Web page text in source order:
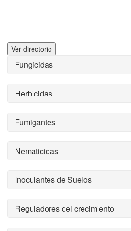
Ver directorio
Fungicidas
Herbicidas
Fumigantes
Nematicidas
Inoculantes de Suelos
Reguladores del crecimiento